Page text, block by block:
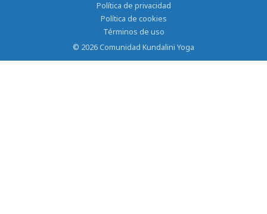
Política de privacidad
Política de cookies
Términos de uso
© 2026 Comunidad Kundalini Yoga